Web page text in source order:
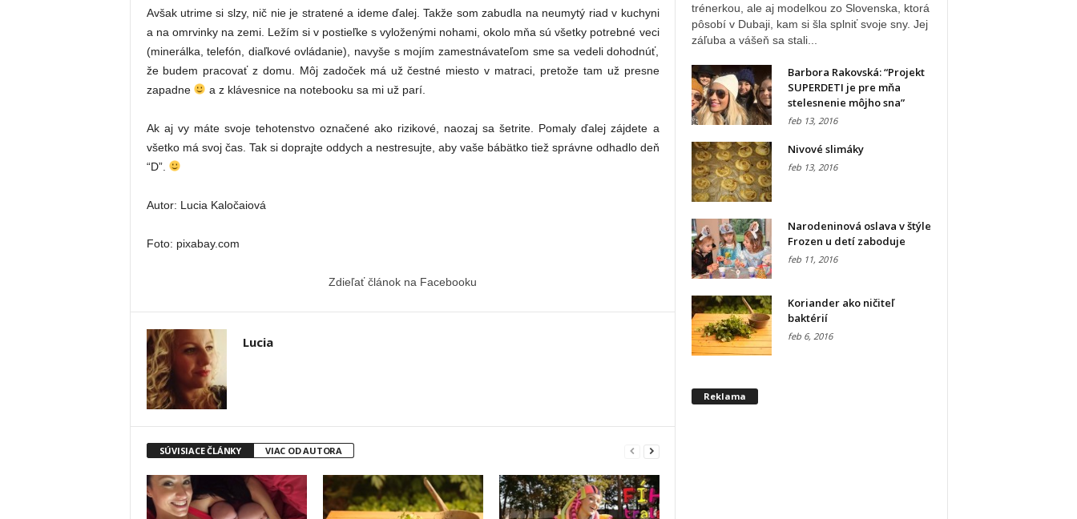
Avšak utrime si slzy, nič nie je stratené a ideme ďalej. Takže som zabudla na neumytý riad v kuchyni
a na omrvinky na zemi. Ležím si v postieľke s vyloženými nohami, okolo mňa sú všetky potrebné veci
(minerálka, telefón, diaľkové ovládanie), navyše s mojím zamestnávateľom sme sa vedeli dohodnúť,
že budem pracovať z domu. Môj zadoček má už čestné miesto v matraci, pretože tam už presne
zapadne
a z klávesnice na notebooku sa mi už parí.
Ak aj vy máte svoje tehotenstvo označené ako rizikové, naozaj sa šetrite. Pomaly ďalej zájdete a
všetko má svoj čas. Tak si doprajte oddych a nestresujte, aby vaše bábätko tiež správne odhadlo deň
“D”.
Autor: Lucia Kaločaiová
Foto: pixabay.com
Zdieľať článok na Facebooku
Lucia
SÚVISIACE ČLÁNKY VIAC OD AUTORA
trénerkou, ale aj modelkou zo Slovenska, ktorá
pôsobí v Dubaji, kam si šla splniť svoje sny. Jej
záľuba a vášeň sa stali...
Barbora Rakovská: “Projekt
SUPERDETI je pre mňa
stelesnenie môjho sna”
feb 13, 2016
Nivové slimáky
feb 13, 2016
Narodeninová oslava v štýle
Frozen u detí zaboduje
feb 11, 2016
Koriander ako ničiteľ
baktérií
feb 6, 2016
Reklama